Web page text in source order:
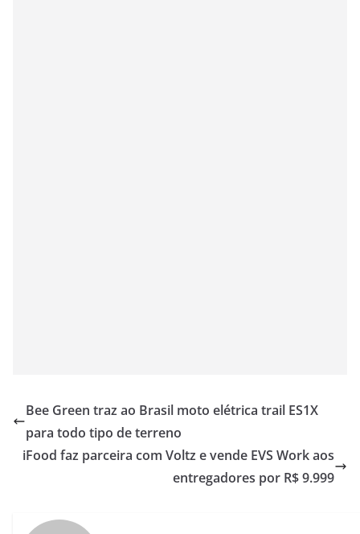
Bee Green traz ao Brasil moto elétrica trail ES1X
para todo tipo de terreno
iFood faz parceira com Voltz e vende EVS Work aos
entregadores por R$ 9.999